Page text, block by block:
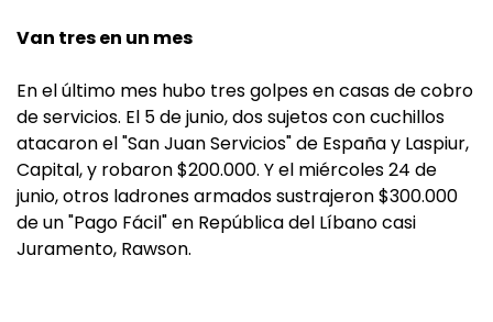
Van tres en un mes
En el último mes hubo tres golpes en casas de cobro
de servicios. El 5 de junio, dos sujetos con cuchillos
atacaron el "San Juan Servicios" de España y Laspiur,
Capital, y robaron $200.000. Y el miércoles 24 de
junio, otros ladrones armados sustrajeron $300.000
de un "Pago Fácil" en República del Líbano casi
Juramento, Rawson.